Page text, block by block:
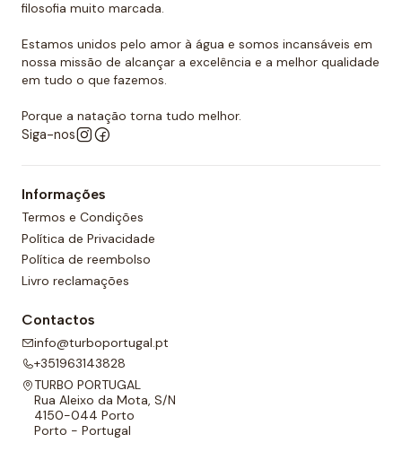
filosofia muito marcada.
Estamos unidos pelo amor à água e somos incansáveis em
nossa missão de alcançar a excelência e a melhor qualidade
em tudo o que fazemos.
Porque a natação torna tudo melhor.
Siga-nos
Informações
Termos e Condições
Política de Privacidade
Política de reembolso
Livro reclamações
Contactos
info@turboportugal.pt
+351963143828
TURBO PORTUGAL
Rua Aleixo da Mota, S/N
4150-044 Porto
Porto - Portugal